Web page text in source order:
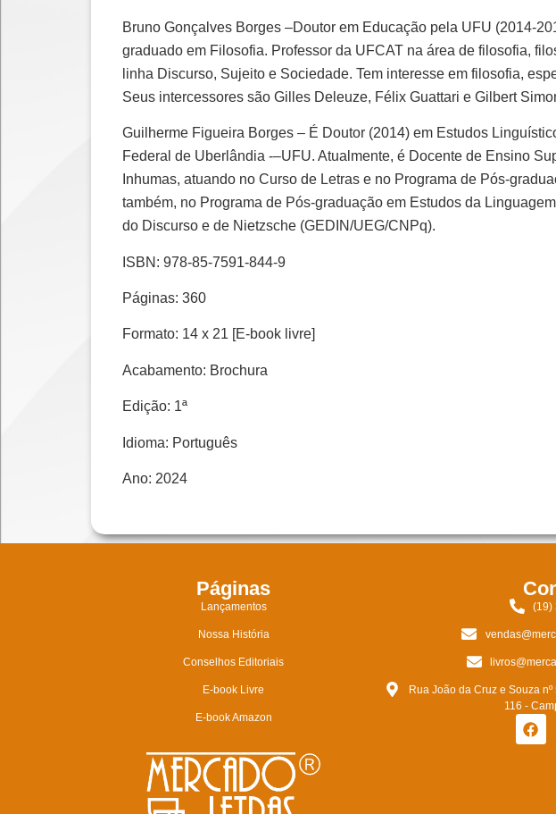
Bruno Gonçalves Borges –Doutor em Educação pela UFU (2014-
graduado em Filosofia. Professor da UFCAT na área de filosofia,
linha Discurso, Sujeito e Sociedade. Tem interesse em filosofia,
Seus intercessores são Gilles Deleuze, Félix Guattari e Gilbert
Guilherme Figueira Borges – É Doutor (2014) em Estudos
Federal de Uberlândia -–UFU. Atualmente, é Docente de Ensino
Inhumas, atuando no Curso de Letras e no Programa de Pós-
também, no Programa de Pós-graduação em Estudos da
do Discurso e de Nietzsche (GEDIN/UEG/CNPq).
ISBN: 978-85-7591-844-9
Páginas: 360
Formato: 14 x 21 [E-book livre]
Acabamento: Brochura
Edição: 1ª
Idioma: Português
Ano: 2024
Páginas
Lançamentos
Nossa História
Conselhos Editoriais
E-book Livre
E-book Amazon
(19)
Rua João da Cruz e Souza
116 -